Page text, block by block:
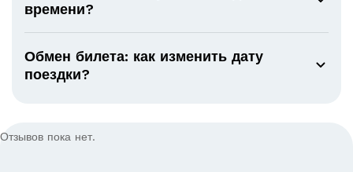
времени?
Обмен билета: как изменить дату
поездки?
Отзывов пока нет.